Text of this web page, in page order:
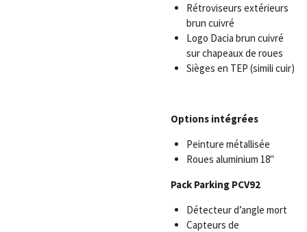
Rétroviseurs extérieurs
brun cuivré
Logo Dacia brun cuivré
sur chapeaux de roues
Sièges en TEP (simili cuir)
Options intégrées
Peinture métallisée
Roues aluminium 18"
Pack Parking PCV92
Détecteur d’angle mort
Capteurs de